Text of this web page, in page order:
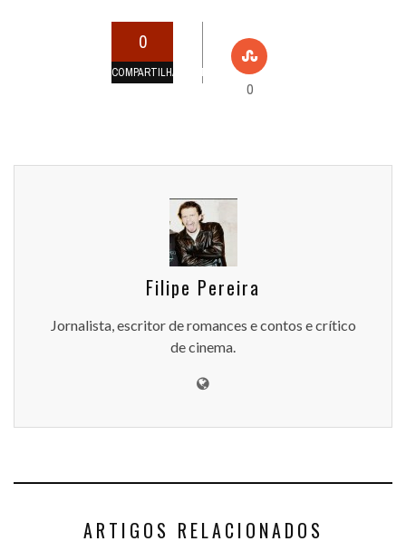
0
COMPARTILHAMENTOS
0
Filipe Pereira
Jornalista, escritor de romances e contos e crítico
de cinema.
ARTIGOS RELACIONADOS